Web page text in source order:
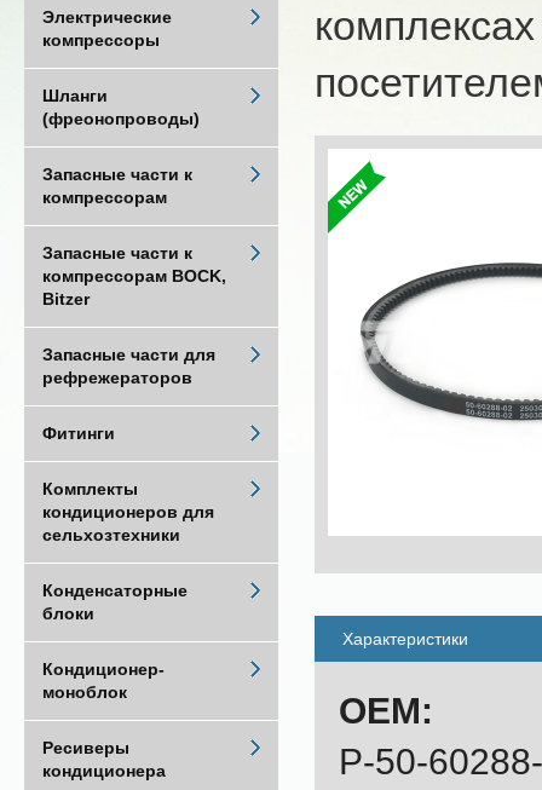
Характеристики
OEM:
P-50-
Электрические
компрессоры
Шланги
(фреонопроводы)
Запасные части к
компрессорам
Запасные части к
компрессорам BOCK,
Bitzer
Запасные части для
рефрежераторов
Фитинги
Комплекты
кондиционеров для
сельхозтехники
Конденсаторные
блоки
Кондиционер-
моноблок
Ресиверы
кондиционера